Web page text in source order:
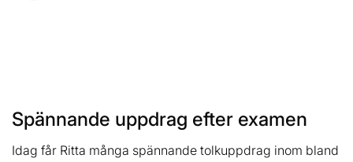
Spännande uppdrag efter examen
Idag får Ritta många spännande tolkuppdrag inom bland